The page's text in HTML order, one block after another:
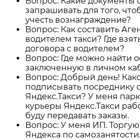
запрашивать для того,
учесть вознаграждение?
Вопрос: Как составить
водителем такси? Где
договора с водителем?
Вопрос: Где можно найти
заключенную в личном
Вопрос: Добрый день!
подписывать посреднику
Яндекс.Такси? У меня
курьеры Яндекс.Такси
буду передавать заказы.
Вопрос: У меня ИП.
Яндекса по